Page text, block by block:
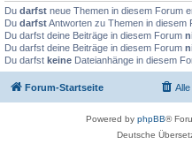
Du darfst neue Themen in diesem Forum
Du darfstAntworten zu Themen in diesem
Du darfst deine Beiträge in diesem Forum
Du darfst deine Beiträge in diesem Forum
Du darfst keine Dateianhänge in diesem
Forum-Startseite
Powered by phpBB®
Deutsche